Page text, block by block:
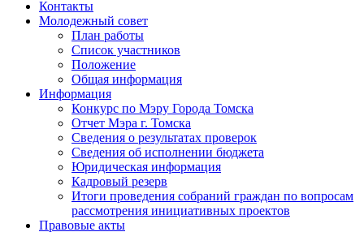
Контакты
Молодежный совет
План работы
Список участников
Положение
Общая информация
Информация
Конкурс по Мэру Города Томска
Отчет Мэра г. Томска
Сведения о результатах проверок
Сведения об исполнении бюджета
Юридическая информация
Кадровый резерв
Итоги проведения собраний граждан по вопросам
рассмотрения инициативных проектов
Правовые акты